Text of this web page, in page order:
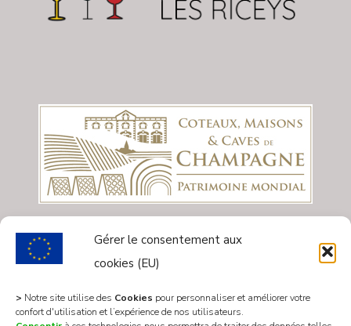
Gérer le consentement aux
cookies (EU)
> Notre site utilise des Cookies pour personnaliser et améliorer votre
confort d'utilisation et l’expérience de nos utilisateurs.